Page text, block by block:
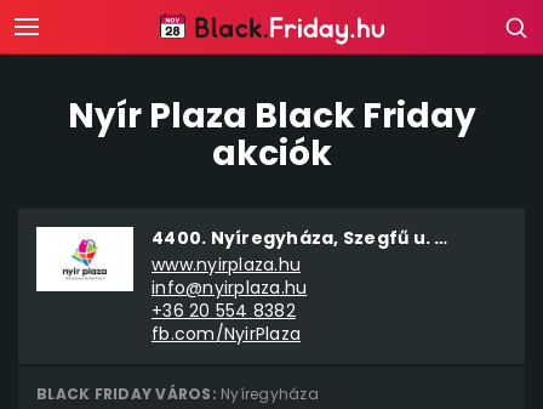
Nyír Plaza Black Friday
akciók
4400. Nyíregyháza, Szegfű u. 75.
www.nyirplaza.hu
info@nyirplaza.hu
+36 20 554 8382
fb.com/NyirPlaza
BLACK FRIDAY VÁROS: Nyíregyháza